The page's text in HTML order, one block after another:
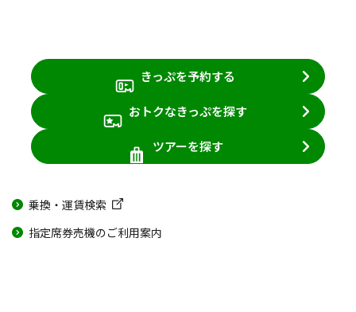
きっぷを予約する
おトクなきっぷを探す
ツアーを探す
乗換・運賃検索
指定席券売機のご利用案内